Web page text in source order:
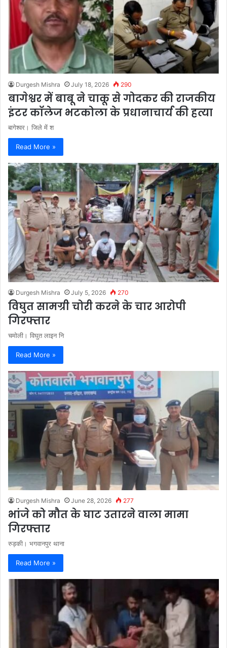
Durgesh Mishra July 18, 2026 290
बागेश्वर में बाबू ने चाकू से गोदकर की राजकीय
इंटर कॉलेज भटकोला के प्रधानाचार्य की हत्या
बागेश्वर। जिले में श
Read More »
Durgesh Mishra July 5, 2026 270
विघुत सामग्री चोरी करने के चार आरोपी
गिरफ्तार
चमोली। विघुत लाइन नि
Read More »
Durgesh Mishra June 28, 2026 277
भांजे को मौत के घाट उतारने वाला मामा
गिरफ्तार
रुड़की। भगवानपुर थाना
Read More »